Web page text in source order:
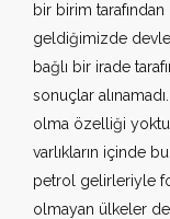
bir birim
geldiğimizde
bağlı bir irade
sonuçlar
olma özelliği
varlıkların içinde
petrol gelirleriyle
olmayan ülkeler